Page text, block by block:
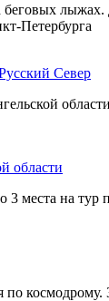
лыжах.
Петербурга
Север
области
3 места на тур
по космодрому.